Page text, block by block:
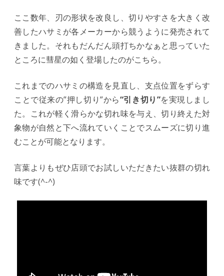
ここ数年、刃の形状を改良し、切りやすさを大きく改
善したハサミが各メーカーから競うように発売されて
きました。それもだんだん頭打ちかなぁと思っていた
ところに彗星の如く登場したのがこちら。
これまでのハサミの構造を見直し、支点位置をずらす
ことで従来の”押し切り”から“引き切り”を実現しまし
た。これが軽く滑らかな切れ味を与え、切り終えた対
象物が自然と下へ流れていくことでスムーズに切り進
むことが可能となります。
言葉よりもぜひ店頭でお試しいただきたい抜群の切れ
味です(^-^)